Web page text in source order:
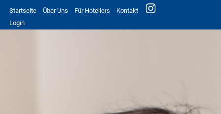
Startseite Über Uns Für Hoteliers
Kontakt
Login